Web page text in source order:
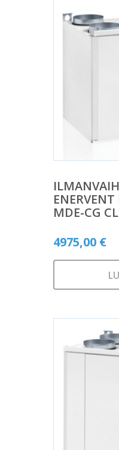
MDE-CG
4975,00 €